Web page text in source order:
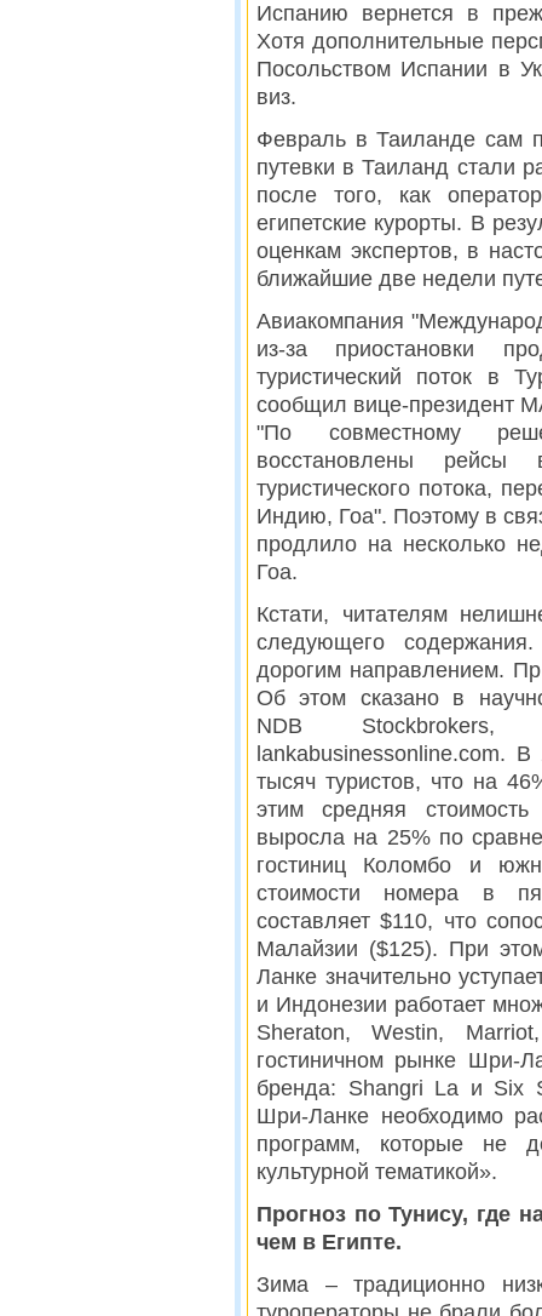
Испанию вернется в
Хотя дополнительные
Посольством Испании в
виз.
Февраль в Таиланде сам
путевки в Таиланд стали
после того, как
египетские курорты. В
оценкам экспертов, в
ближайшие две недели
Авиакомпания
из-за приостановки
туристический поток в
сообщил вице-президент
"По совместному
восстановлены
туристического потока,
Индию, Гоа". Поэтому в
продлило на несколько
Гоа.
Кстати, читателям
следующего
дорогим направлением.
Об этом сказано в
NDB Stockbrokers,
lankabusinessonline.com.
тысяч туристов, что на
этим средняя
выросла на 25% по
гостиниц Коломбо и
стоимости номера в
составляет $110, что
Малайзии ($125). При
Ланке значительно
и Индонезии работает
Sheraton, Westin,
гостиничном рынке Шри-
бренда: Shangri La и Six
Шри-Ланке необходимо
программ, которые не
культурной тематикой».
Прогноз по Тунису, где
чем в Египте.
Зима – традиционно